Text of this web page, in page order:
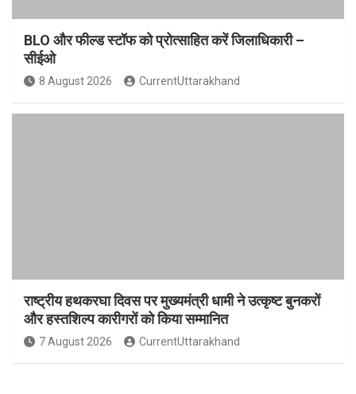
BLO और फील्ड स्टॉफ को प्रोत्साहित करें जिलाधिकारी –
सीईओ
8 August 2026 CurrentUttarakhand
राष्ट्रीय हथकरघा दिवस पर मुख्यमंत्री धामी ने उत्कृष्ट बुनकरों
और हस्तशिल्प कारीगरों को किया सम्मानित
7 August 2026 CurrentUttarakhand